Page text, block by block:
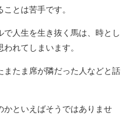
とは苦手です。
で人生を生き抜く馬は、時とし
れてしまいます。
またま席が隣だった人などと話
かといえばそうではありませ